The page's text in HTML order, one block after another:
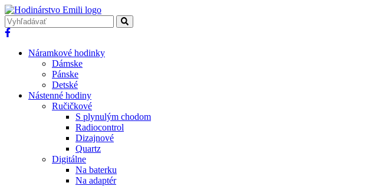
Náramkové hodinky
Dámske
Pánske
Detské
Nástenné hodiny
Ručičkové
S plynulým chodom
Radiocontrol
Dizajnové
Quartz
Digitálne
Na baterku
Na adaptér